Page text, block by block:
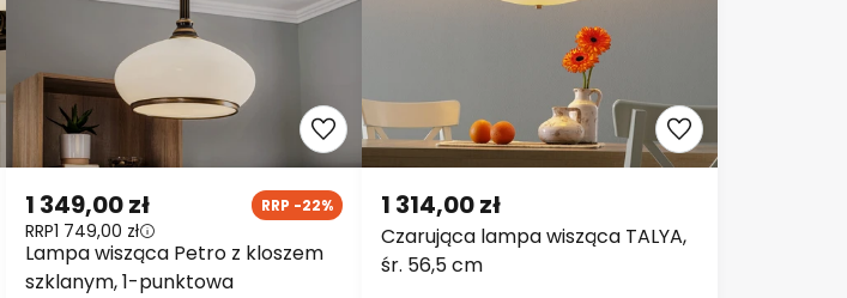
Lampa wisząca Petro z kloszem
szklanym, 1-punktowa
1 349,00 zł RRP -22%
RRP1 749,00 zł
Czarująca lampa wisząca TALYA,
śr. 56,5 cm
1 314,00 zł